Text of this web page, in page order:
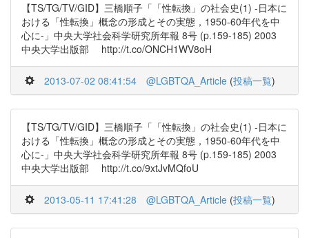
【TS/TG/TV/GID】三橋順子「「性転換」の社会史(1) -日本に
おける「性転換」概念の形成とその実態，1950-60年代を中
心に-」中央大学社会科学研究所年報 8号 (p.159-185) 2003
中央大学出版部 http://t.co/ONCH1WV8oH
2013-07-02 08:41:54 @LGBTQA_Article (投稿一覧)
【TS/TG/TV/GID】三橋順子「「性転換」の社会史(1) -日本に
おける「性転換」概念の形成とその実態，1950-60年代を中
心に-」中央大学社会科学研究所年報 8号 (p.159-185) 2003
中央大学出版部 http://t.co/9xtJvMQfoU
2013-05-11 17:41:28 @LGBTQA_Article (投稿一覧)